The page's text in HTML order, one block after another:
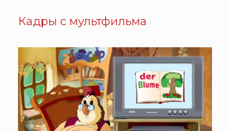
Кадры с мультфильма